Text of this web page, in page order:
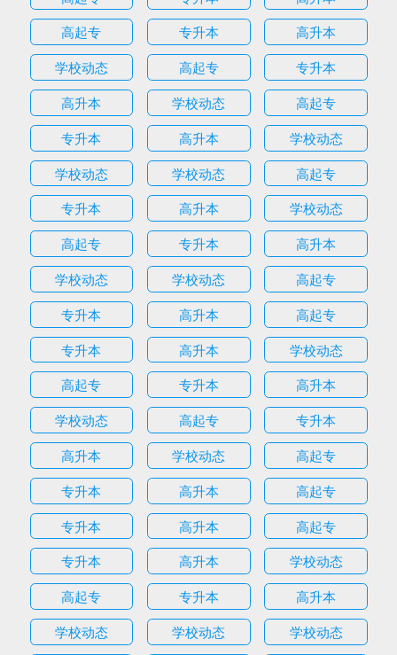
高起专
专升本
高升本
学校动态
高起专
专升本
高升本
学校动态
高起专
专升本
高升本
学校动态
学校动态
学校动态
高起专
专升本
高升本
学校动态
高起专
专升本
高升本
学校动态
学校动态
高起专
专升本
高升本
高起专
专升本
高升本
学校动态
高起专
专升本
高升本
学校动态
高起专
专升本
高升本
学校动态
高起专
专升本
高升本
高起专
专升本
高升本
高起专
专升本
高升本
学校动态
高起专
专升本
高升本
学校动态
学校动态
学校动态